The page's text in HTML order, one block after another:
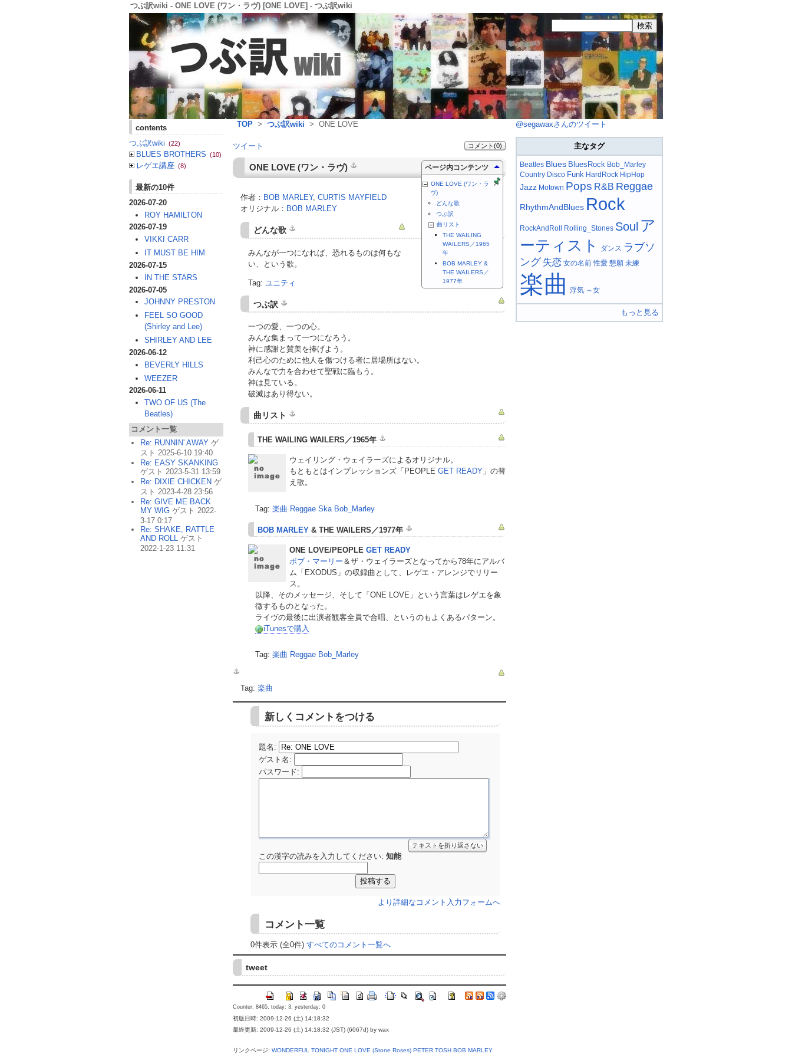
つぶ訳wiki - ONE LOVE (ワン・ラヴ) [ONE LOVE] - つぶ訳wiki
TOP > つぶ訳wiki > ONE LOVE
ツイート コメント(0)
ページ内コンテンツ
ONE LOVE (ワン・ラ
ヴ)
どんな歌
つぶ訳
曲リスト
THE WAILING
WAILERS／1965
年
BOB MARLEY &
THE WAILERS／
1977年
ONE LOVE(ワン・ラヴ)
作者： BOB MARLEY, CURTIS MAYFIELD
オリジナル： BOB MARLEY
どんな歌
みんなが一つになれば、恐れるものは何もな
い、という歌。
Tag: ユニティ
つぶ訳
一つの愛、一つの心。
みんな集まって一つになろう。
神に感謝と賛美を捧げよう。
利己心のために他人を傷つける者に居場所はない。
みんなで力を合わせて聖戦に臨もう。
神は見ている。
破滅はあり得ない。
曲リスト
THE WAILING WAILERS／1965年
ウェイリング・ウェイラーズによるオリジナル。
もともとはインプレッションズ「PEOPLE GET READY」の替
え歌。
Tag:楽曲 Reggae Ska Bob_Marley
BOB MARLEY& THE WAILERS／1977年
ONE LOVE/PEOPLE GET READY
ボブ・マーリー ＆ザ・ウェイラーズとなってから78年にアルバ
ム「EXODUS」の収録曲として、レゲエ・アレンジでリリー
ス。
以降、そのメッセージ、そして「ONE LOVE 」という言葉はレゲエを象
徴するものとなった。
ライヴの最後に出演者観客全員で合唱、というのもよくあるパターン。
iTunesで購入
Tag:楽曲 Reggae Bob_Marley
Tag: 楽曲
新しくコメントをつける
題名:
ゲスト名 :
パスワード:
テキストを折り返さない
この漢字の読みを入力してください: 知能
より詳細なコメント入力フォームへ
コメント一覧
0件表示 (全0件) すべてのコメント一覧へ
tweet
Counter: 8465, today: 3, yesterday: 0
初版日時: 2009-12-26 (土) 14:18:32
最終更新: 2009-12-26 (土) 14:18:32 (JST) (6067d) by wax
リンクページ: WONDERFUL TONIGHT ONE LOVE (Stone Roses) PETER TOSH BOB MARLEY
contents
つぶ訳wiki (22)
BLUES BROTHERS (10)
レゲエ講座 (8)
最新の10件
2026-07-20
ROY HAMILTON
2026-07-19
VIKKI CARR
IT MUST BE HIM
2026-07-15
IN THE STARS
2026-07-05
JOHNNY PRESTON
FEEL SO GOOD
(Shirley and Lee)
SHIRLEY AND LEE
2026-06-12
BEVERLY HILLS
WEEZER
2026-06-11
TWO OF US (The
Beatles)
コメント一覧
Re: RUNNIN' AWAY ゲ
スト 2025-6-10 19:40
Re: EASY SKANKING
ゲスト 2023-5-31 13:59
Re: DIXIE CHICKEN ゲ
スト 2023-4-28 23:56
Re: GIVE ME BACK
MY WIG ゲスト 2022-
3-17 0:17
Re: SHAKE, RATTLE
AND ROLL ゲスト
2022-1-23 11:31
@segawaxさんのツイート
主なタグ
Beatles Blues BluesRock Bob_Marley
Country Disco Funk HardRock HipHop
Jazz Motown Pops R&B Reggae
RhythmAndBlues Rock
RockAndRoll Rolling_Stones Soul ア
ーティスト
ダンス ラブソ
ング 失恋 女の名前 性愛 懇願 未練
楽曲 浮気 ～女
もっと見る